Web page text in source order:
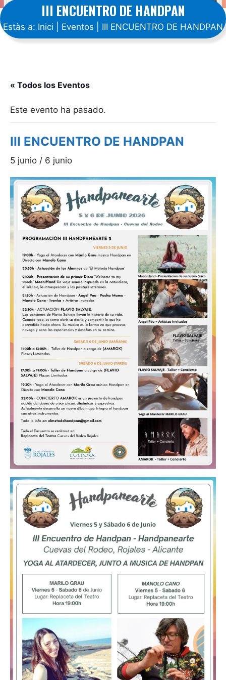
III ENCUENTRO DE HANDPAN
Estàs a: Inici Eventos III ENCUENTRO DE HANDPAN
« Todos los Eventos
Este evento ha pasado.
III ENCUENTRO DE HANDPAN
5 junio / 6 junio